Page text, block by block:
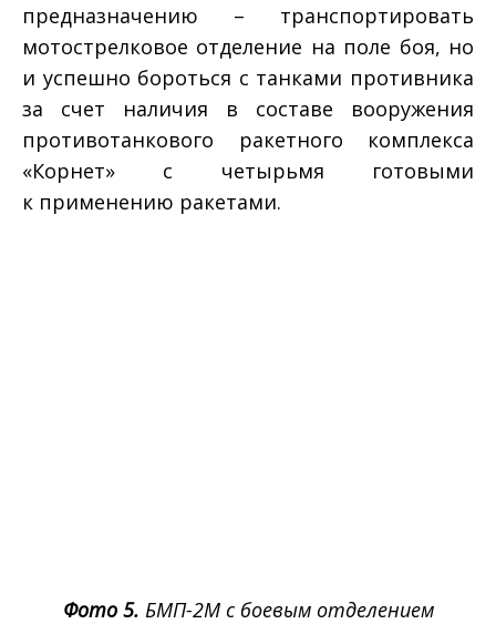
предназначению – транспортировать
мотострелковое отделение на поле боя, но
и успешно бороться с танками противника
за счет наличия в составе вооружения
противотанкового ракетного комплекса
«Корнет» с четырьмя готовыми
к применению ракетами.
Фото 5. БМП-2М с боевым отделением